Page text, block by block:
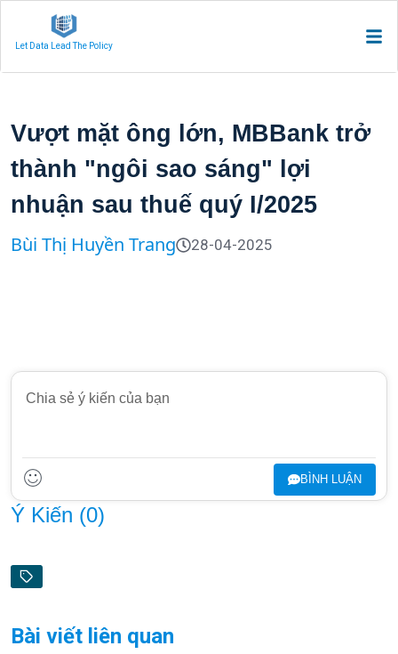
Let Data Lead The Policy
Vượt mặt ông lớn, MBBank trở
thành "ngôi sao sáng" lợi
nhuận sau thuế quý I/2025
Bùi Thị Huyền Trang 28-04-2025
BÌNH LUẬN
Ý Kiến (0)
Bài viết liên quan